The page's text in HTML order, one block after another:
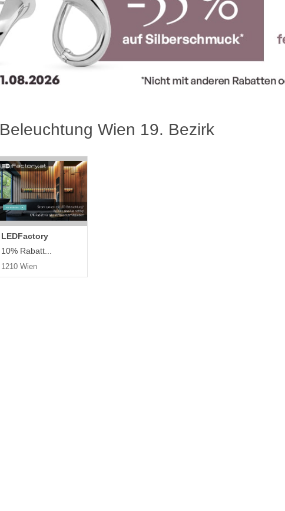
Beleuchtung Wien 19. Bezirk
LEDFactory
10% Rabatt...
1210 Wien